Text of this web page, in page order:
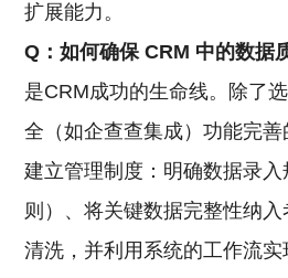
扩展能力。
Q：如何确保 CRM 中的数据
是CRM成功的生命线。除了
全（如企查查集成）功能完
建立管理制度：明确数据录
则）、将关键数据完整性纳
清洗，并利用系统的工作流